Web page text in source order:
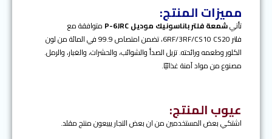
مميزات المنتج:
تأتيشمعة فلترباناسونيك موديل P-6JRC
متوافقة مع
فلتر 6RF/3RF/CS10 CS20، تضمن امتصاص 99.9 في المائة من لون
الكلور وطعمه ورائحته. تزيل الصدأ والشوائب، والحشرات، والغبار، والرمل.
مصنوع من مواد آمنة غذائيًا.
عيوب المنتج:
اشتكي بعض المستخدمين من ان بعض التجار يبيعون منتج مقلد.